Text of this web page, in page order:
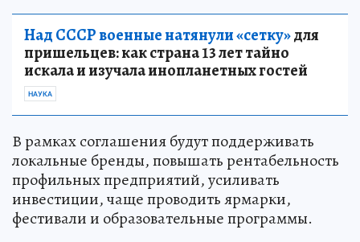
Над СССР военные натянули «сетку»для
пришельцев: как страна 13 лет тайно
искала и изучала инопланетных гостей
НАУКА
В рамках соглашения будут поддерживать
локальные бренды, повышать рентабельность
профильных предприятий, усиливать
инвестиции, чаще проводить ярмарки,
фестивали и образовательные программы.